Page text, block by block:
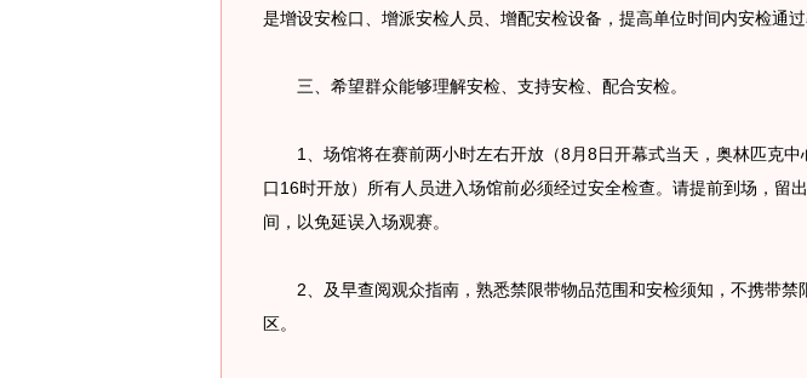
是增设安检口、增派安检人员、增配安检设备，提高单位时间内安检通过
三、希望群众能够理解安检、支持安检、配合安检。
1、场馆将在赛前两小时左右开放（8月8日开幕式当天，奥林匹克中
口16时开放）所有人员进入场馆前必须经过安全检查。请提前到场，留
间，以免延误入场观赛。
2、及早查阅观众指南，熟悉禁限带物品范围和安检须知，不携带禁
区。